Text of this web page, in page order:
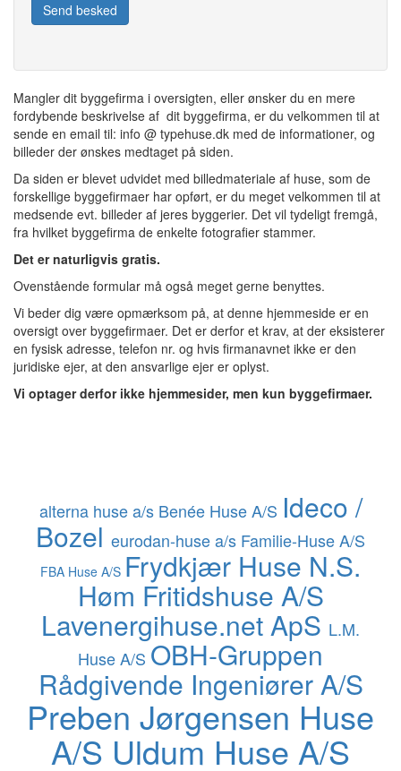
Send besked
Mangler dit byggefirma i oversigten, eller ønsker du en mere
fordybende beskrivelse af dit byggefirma, er du velkommen til at
sende en email til: info @ typehuse.dk med de informationer, og
billeder der ønskes medtaget på siden.
Da siden er blevet udvidet med billedmateriale af huse, som de
forskellige byggefirmaer har opført, er du meget velkommen til at
medsende evt. billeder af jeres byggerier. Det vil tydeligt fremgå,
fra hvilket byggefirma de enkelte fotografier stammer.
Det er naturligvis gratis.
Ovenstående formular må også meget gerne benyttes.
Vi beder dig være opmærksom på, at denne hjemmeside er en
oversigt over byggefirmaer. Det er derfor et krav, at der eksisterer
en fysisk adresse, telefon nr. og hvis firmanavnet ikke er den
juridiske ejer, at den ansvarlige ejer er oplyst.
Vi optager derfor ikke hjemmesider, men kun byggefirmaer.
alterna huse a/s Benée Huse A/S Ideco /
Bozel eurodan-huse a/s Familie-Huse A/S
FBA Huse A/S Frydkjær Huse N.S.
Høm Fritidshuse A/S
Lavenergihuse.net ApS L.M.
Huse A/S OBH-Gruppen
Rådgivende Ingeniører A/S
Preben Jørgensen Huse
A/S Uldum Huse A/S